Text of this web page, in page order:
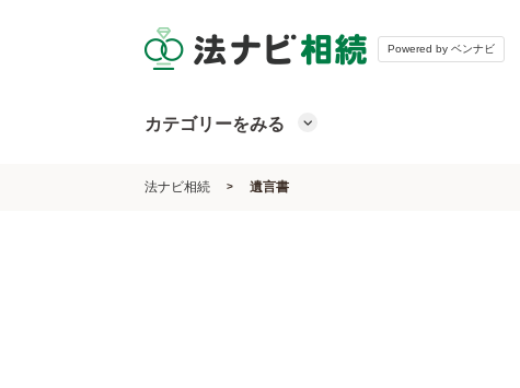
Powered by ベンナビ
カテゴリーをみる
法ナビ相続 遺言書